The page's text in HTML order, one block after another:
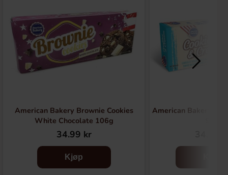
American Bakery Brownie Cookies
White Chocolate 106g
34.99 kr
Kjøp
American Bakery